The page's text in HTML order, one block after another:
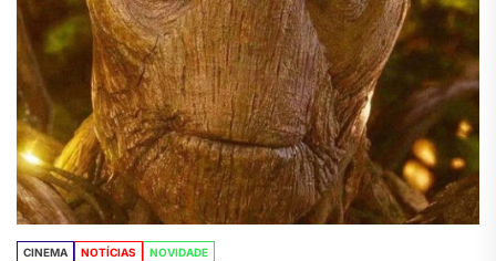
CINEMA NOTÍCIAS NOVIDADE